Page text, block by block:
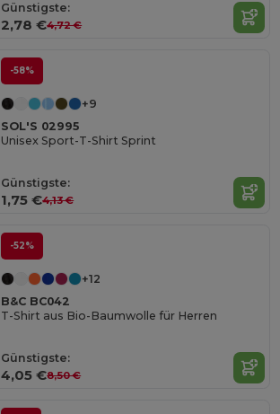
Günstigste:
2,78 €4,72 €
-58%
+9
SOL'S 02995
Unisex Sport-T-Shirt Sprint
Günstigste:
1,75 €4,13 €
-52%
+12
B&C BC042
T-Shirt aus Bio-Baumwolle für Herren
Günstigste:
4,05 €8,50 €